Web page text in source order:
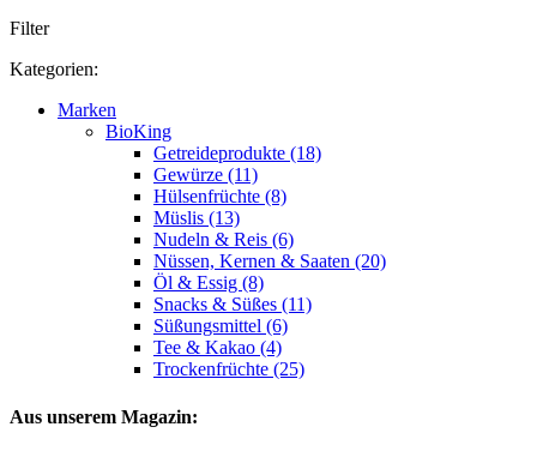
Filter
Kategorien:
Marken
BioKing
Getreideprodukte (18)
Gewürze (11)
Hülsenfrüchte (8)
Müslis (13)
Nudeln & Reis (6)
Nüssen, Kernen & Saaten (20)
Öl & Essig (8)
Snacks & Süßes (11)
Süßungsmittel (6)
Tee & Kakao (4)
Trockenfrüchte (25)
Aus unserem Magazin: